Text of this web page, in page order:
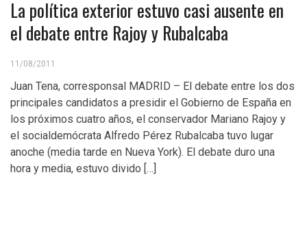
La política exterior estuvo casi ausente en
el debate entre Rajoy y Rubalcaba
11/08/2011
Juan Tena, corresponsal MADRID – El debate entre los dos
principales candidatos a presidir el Gobierno de España en
los próximos cuatro años, el conservador Mariano Rajoy y
el socialdemócrata Alfredo Pérez Rubalcaba tuvo lugar
anoche (media tarde en Nueva York). El debate duro una
hora y media, estuvo divido […]